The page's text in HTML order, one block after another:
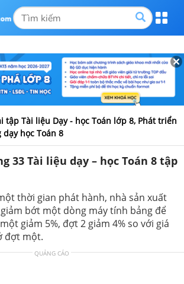
tập Tài liệu Dạy - học Toán lớp 8, Phát triển
học Toán 8
33 Tài liệu dạy – học Toán 8 tập
thời gian phát hành, nhà sản xuất
bớt một dòng máy tính bảng để
giảm 5%, đợt 2 giảm 4% so với giá
đợt một.
QUẢNG CÁO